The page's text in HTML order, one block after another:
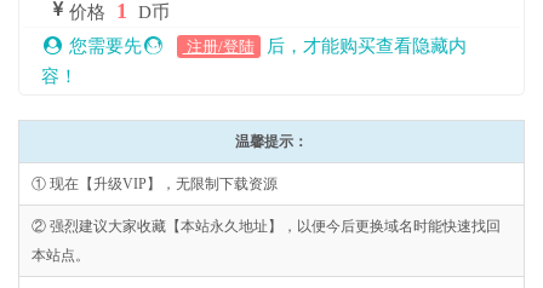
价格 1
D币
您需要先
注册/登陆
后，才能购买查看隐藏内
容！
温馨提示：
① 现在【升级VIP】，无限制下载资源
② 强烈建议大家收藏【本站永久地址】，以便今后更换域名时能快速找回
本站点。